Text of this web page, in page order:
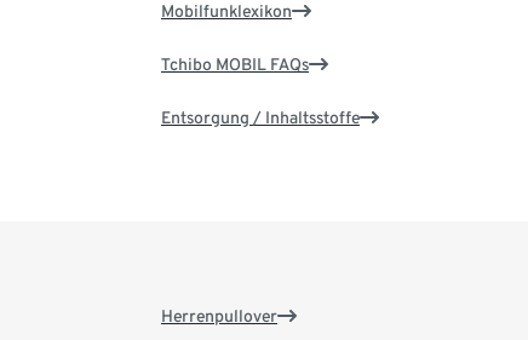
Mobilfunklexikon
Tchibo MOBIL FAQs
Entsorgung / Inhaltsstoffe
Herrenpullover